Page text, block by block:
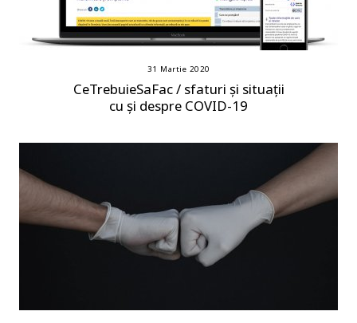
31 Martie 2020
CeTrebuieSaFac / sfaturi și situații
cu și despre COVID-19